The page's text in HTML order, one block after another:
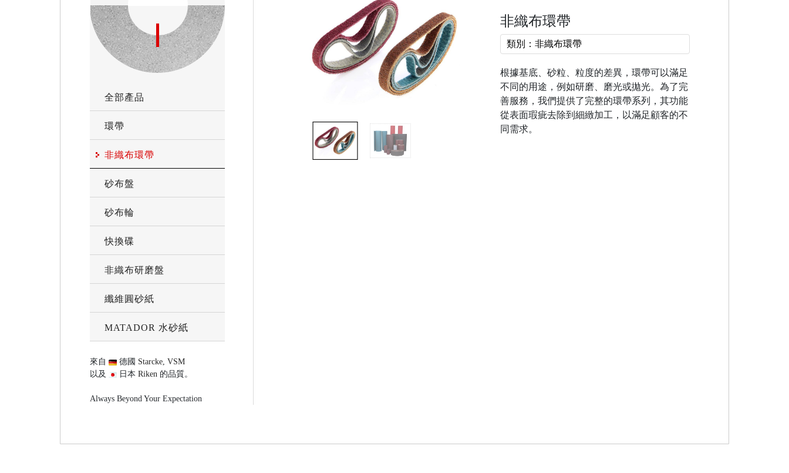
全部產品
環帶
非織布環帶
砂布盤
砂布輪
快換碟
非織布研磨盤
纖維圓砂紙
MATADOR 水砂紙
來自 德國 Starcke, VSM
以及
日本 Riken的品質。
Always Beyond Your Expectation
非織布環帶
類別：非織布環帶
根據基底、砂粒、粒度的差異，環帶可以滿足
不同的用途，例如研磨、磨光或拋光。為了完
善服務，我們提供了完整的環帶系列，其功能
從表面瑕疵去除到細緻加工，以滿足顧客的不
同需求。